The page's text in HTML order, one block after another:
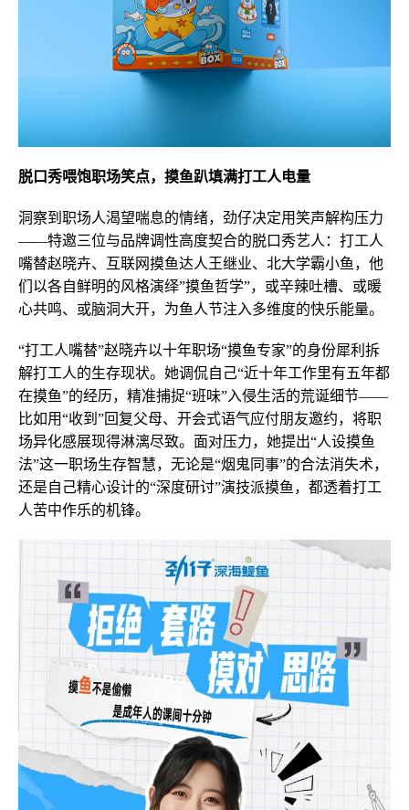
脱口秀喂饱职场笑点，摸鱼趴填满打工人电量
洞察到职场人渴望喘息的情绪，劲仔决定用笑声解构压力
——特邀三位与品牌调性高度契合的脱口秀艺人：打工人
嘴替赵晓卉、互联网摸鱼达人王继业、北大学霸小鱼，他
们以各自鲜明的风格演绎”摸鱼哲学”，或辛辣吐槽、或暖
心共鸣、或脑洞大开，为鱼人节注入多维度的快乐能量。
“打工人嘴替”赵晓卉以十年职场“摸鱼专家”的身份犀利拆
解打工人的生存现状。她调侃自己“近十年工作里有五年都
在摸鱼”的经历，精准捕捉“班味”入侵生活的荒诞细节——
比如用“收到”回复父母、开会式语气应付朋友邀约，将职
场异化感展现得淋漓尽致。面对压力，她提出“人设摸鱼
法”这一职场生存智慧，无论是“烟鬼同事”的合法消失术，
还是自己精心设计的“深度研讨”演技派摸鱼，都透着打工
人苦中作乐的机锋。